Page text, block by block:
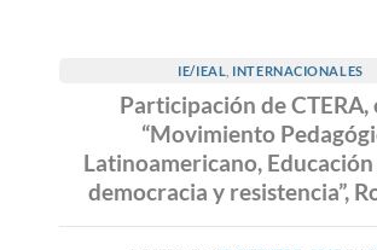
IE/IEAL INTERNACIONALES
Participación de CTERA,
“Movimiento
Latinoamericano,
democracia y resistencia”,